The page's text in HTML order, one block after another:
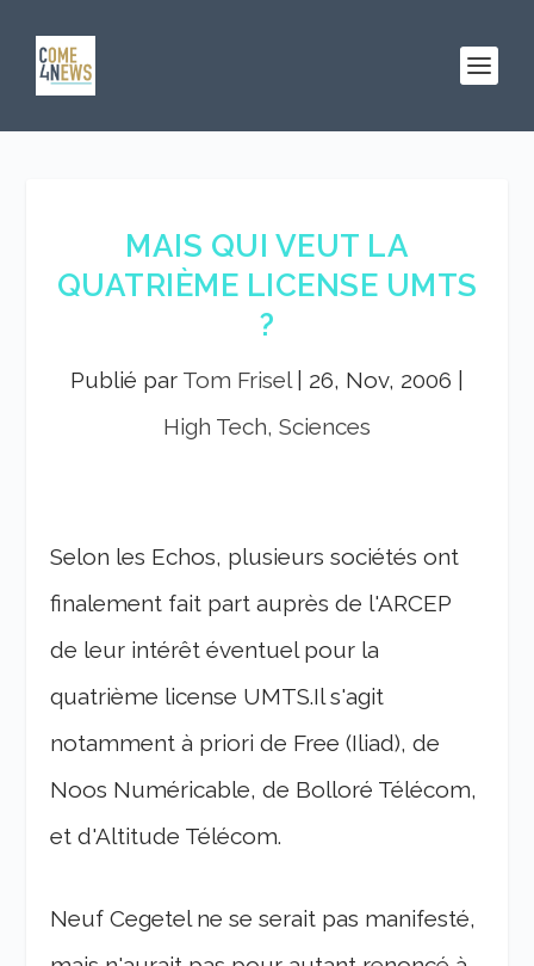
MAIS QUI VEUT LA
QUATRIÈME LICENSE UMTS
?
Publié par Tom Frisel| 26, Nov, 2006
High Tech, Sciences
Selon les Echos, plusieurs sociétés ont
finalement fait part auprès de l'ARCEP
de leur intérêt éventuel pour la
quatrième license UMTS.Il s'agit
notamment à priori de Free (Iliad), de
Noos Numéricable, de Bolloré Télécom,
et d'Altitude Télécom.
Neuf Cegetel ne se serait pas manifesté,